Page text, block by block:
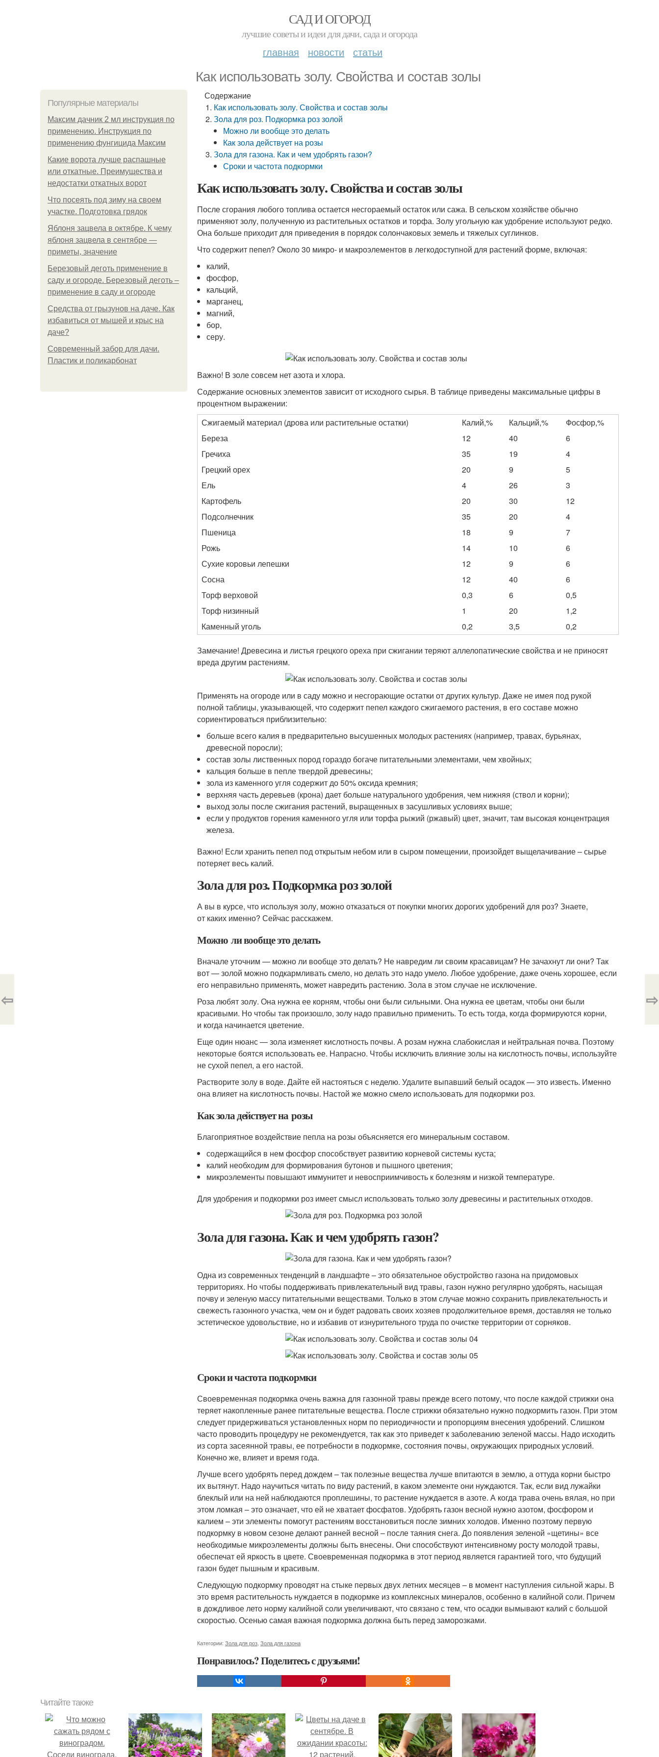
САД И ОГОРОД
лучшие советы и идеи для дачи, сада и огорода
главная новости статьи
Как использовать золу. Свойства и состав золы
Популярные материалы
Максим дачник 2 мл инструкция по
применению. Инструкция по
применению фунгицида Максим
Какие ворота лучше распашные
или откатные. Преимущества и
недостатки откатных ворот
Что посеять под зиму на своем
участке. Подготовка грядок
Яблоня зацвела в октябре. К чему
яблоня зацвела в сентябре —
приметы, значение
Березовый деготь применение в
саду и огороде. Березовый деготь –
применение в саду и огороде
Средства от грызунов на даче. Как
избавиться от мышей и крыс на
даче?
Современный забор для дачи.
Пластик и поликарбонат
Содержание
Как использовать золу. Свойства и состав золы
Зола для роз. Подкормка роз золой
Можно ли вообще это делать
Как зола действует на розы
Зола для газона. Как и чем удобрять газон?
Сроки и частота подкормки
Как использовать золу. Свойства и состав золы
После сгорания любого топлива остается несгораемый остаток или сажа. В сельском хозяйстве обычно
применяют золу, полученную из растительных остатков и торфа. Золу угольную как удобрение используют редко.
Она больше приходит для приведения в порядок солончаковых земель и тяжелых суглинков.
Что содержит пепел? Около 30 микро- и макроэлементов в легкодоступной для растений форме, включая:
калий,
фосфор,
кальций,
марганец,
магний,
бор,
серу.
Важно! В золе совсем нет азота и хлора.
Содержание основных элементов зависит от исходного сырья. В таблице приведены максимальные цифры в
процентном выражении:
Сжигаемый материал (дрова или растительные остатки)
Калий,% Кальций,%
Фосфор,%
Береза
12 40
6
Гречиха
35 19
4
Грецкий орех
20 9
5
Ель
4 26
3
Картофель
20 30
12
Подсолнечник
35 20
4
Пшеница
18 9
7
Рожь
14 10
6
Сухие коровьи лепешки
12 9
6
Сосна
12 40
6
Торф верховой
0,3 6
0,5
Торф низинный
1 20
1,2
Каменный уголь
0,2 3,5 0,2
Замечание! Древесина и листья грецкого ореха при сжигании теряют аллелопатические свойства и не приносят
вреда другим растениям.
Применять на огороде или в саду можно и несгорающие остатки от других культур. Даже не имея под рукой
полной таблицы, указывающей, что содержит пепел каждого сжигаемого растения, в его составе можно
сориентироваться приблизительно:
больше всего калия в предварительно высушенных молодых растениях (например, травах, бурьянах,
древесной поросли);
состав золы лиственных пород гораздо богаче питательными элементами, чем хвойных;
кальция больше в пепле твердой древесины;
зола из каменного угля содержит до 50% оксида кремния;
верхняя часть деревьев (крона) дает больше натурального удобрения, чем нижняя (ствол и корни);
выход золы после сжигания растений, выращенных в засушливых условиях выше;
если у продуктов горения каменного угля или торфа рыжий (ржавый) цвет, значит, там высокая концентрация
железа.
Важно! Если хранить пепел под открытым небом или в сыром помещении, произойдет выщелачивание – сырье
потеряет весь калий.
Зола для роз. Подкормка роз золой
А вы в курсе, что используя золу, можно отказаться от покупки многих дорогих удобрений для роз? Знаете,
от каких именно? Сейчас расскажем.
Можно ли вообще это делать
Вначале уточним — можно ли вообще это делать? Не навредим ли своим красавицам? Не зачахнут ли они? Так
вот — золой можно подкармливать смело, но делать это надо умело. Любое удобрение, даже очень хорошее, если
его неправильно применять, может навредить растению. Зола в этом случае не исключение.
Роза любят золу. Она нужна ее корням, чтобы они были сильными. Она нужна ее цветам, чтобы они были
красивыми. Но чтобы так произошло, золу надо правильно применить. То есть тогда, когда формируются корни,
и когда начинается цветение.
Еще один нюанс — зола изменяет кислотность почвы. А розам нужна слабокислая и нейтральная почва. Поэтому
некоторые боятся использовать ее. Напрасно. Чтобы исключить влияние золы на кислотность почвы, используйте
не сухой пепел, а его настой.
Растворите золу в воде. Дайте ей настояться с неделю. Удалите выпавший белый осадок — это известь. Именно
она влияет на кислотность почвы. Настой же можно смело использовать для подкормки роз.
Как зола действует на розы
Благоприятное воздействие пепла на розы объясняется его минеральным составом.
содержащийся в нем фосфор способствует развитию корневой системы куста;
калий необходим для формирования бутонов и пышного цветения;
микроэлементы повышают иммунитет и невосприимчивость к болезням и низкой температуре.
Для удобрения и подкормки роз имеет смысл использовать только золу древесины и растительных отходов.
Зола для газона. Как и чем удобрять газон?
Одна из современных тенденций в ландшафте – это обязательное обустройство газона на придомовых
территориях. Но чтобы поддерживать привлекательный вид травы, газон нужно регулярно удобрять, насыщая
почву и зеленую массу питательными веществами. Только в этом случае можно сохранить привлекательность и
свежесть газонного участка, чем он и будет радовать своих хозяев продолжительное время, доставляя не только
эстетическое удовольствие, но и избавив от изнурительного труда по очистке территории от сорняков.
Сроки и частота подкормки
Своевременная подкормка очень важна для газонной травы прежде всего потому, что после каждой стрижки она
теряет накопленные ранее питательные вещества. После стрижки обязательно нужно подкормить газон. При этом
следует придерживаться установленных норм по периодичности и пропорциям внесения удобрений. Слишком
часто проводить процедуру не рекомендуется, так как это приведет к заболеванию зеленой массы. Надо исходить
из сорта засеянной травы, ее потребности в подкормке, состояния почвы, окружающих природных условий.
Конечно же, влияет и время года.
Лучше всего удобрять перед дождем – так полезные вещества лучше впитаются в землю, а оттуда корни быстро
их вытянут. Надо научиться читать по виду растений, в каком элементе они нуждаются. Так, если вид лужайки
блеклый или на ней наблюдаются проплешины, то растение нуждается в азоте. А когда трава очень вялая, но при
этом ломкая – это означает, что ей не хватает фосфатов. Удобрять газон весной нужно азотом, фосфором и
калием – эти элементы помогут растениям восстановиться после зимних холодов. Именно поэтому первую
подкормку в новом сезоне делают ранней весной – после таяния снега. До появления зеленой «щетины» все
необходимые микроэлементы должны быть внесены. Они способствуют интенсивному росту молодой травы,
обеспечат ей яркость в цвете. Своевременная подкормка в этот период является гарантией того, что будущий
газон будет пышным и красивым.
Следующую подкормку проводят на стыке первых двух летних месяцев – в момент наступления сильной жары. В
это время растительность нуждается в подкормке из комплексных минералов, особенно в калийной соли. Причем
в дождливое лето норму калийной соли увеличивают, что связано с тем, что осадки вымывают калий с большой
скоростью. Осенью самая важная подкормка должна быть перед заморозками.
Категории: Зола для роз Зола для газона
Понравилось? Поделитесь с друзьями!
⇦ ⇨
Читайте также